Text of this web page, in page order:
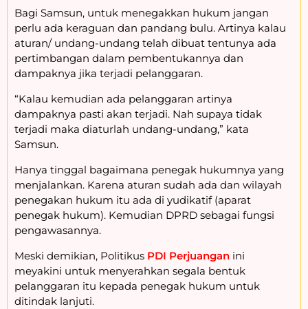
Bagi Samsun, untuk menegakkan hukum jangan
perlu ada keraguan dan pandang bulu. Artinya kalau
aturan/ undang-undang telah dibuat tentunya ada
pertimbangan dalam pembentukannya dan
dampaknya jika terjadi pelanggaran.
“Kalau kemudian ada pelanggaran artinya
dampaknya pasti akan terjadi. Nah supaya tidak
terjadi maka diaturlah undang-undang,” kata
Samsun.
Hanya tinggal bagaimana penegak hukumnya yang
menjalankan. Karena aturan sudah ada dan wilayah
penegakan hukum itu ada di yudikatif (aparat
penegak hukum). Kemudian DPRD sebagai fungsi
pengawasannya.
Meski demikian, Politikus PDI Perjuangan ini
meyakini untuk menyerahkan segala bentuk
pelanggaran itu kepada penegak hukum untuk
ditindak lanjuti.